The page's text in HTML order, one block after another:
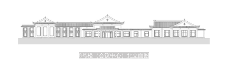
8号楼（会议中心）北立面图